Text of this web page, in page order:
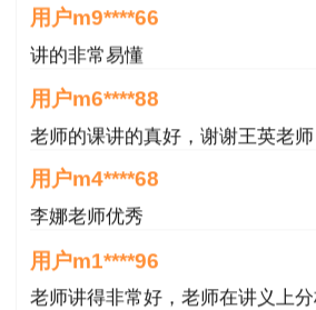
用户m9****66
讲的非常易懂
用户m6****88
老师的课讲的真好，谢谢王英老师
用户m4****68
李娜老师优秀
用户m1****96
老师讲得非常好，老师在讲义上